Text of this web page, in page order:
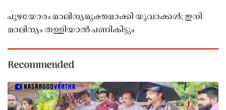
പുഴയോരം മാലിന്യമുക്തമാക്കി യുവാക്കൾ; ഇനി
മാലിന്യം തള്ളിയാൽ പണികിട്ടും
Recommended